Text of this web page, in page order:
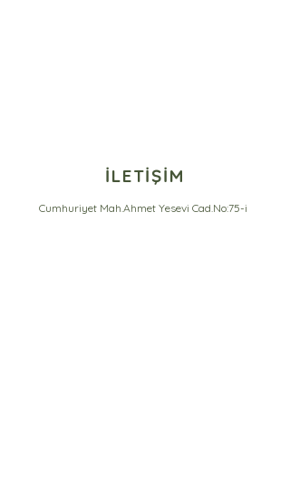
İLETİŞİM
Cumhuriyet Mah.Ahmet Yesevi Cad.No:75-i